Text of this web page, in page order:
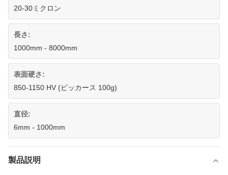
20-30ミクロン
長さ:
1000mm - 8000mm
表面硬さ:
850-1150 HV (ビッカース 100g)
直径:
6mm - 1000mm
製品説明